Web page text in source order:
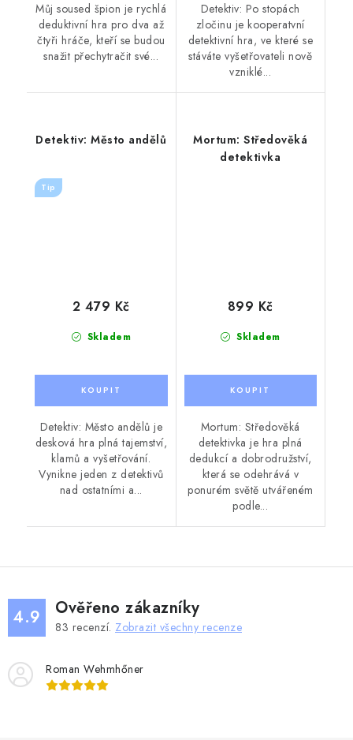
Můj soused špion je rychlá
deduktivní hra pro dva až
čtyři hráče, kteří se budou
snažit přechytračit své...
Detektiv: Po stopách
zločinu je kooperatvní
detektivní hra, ve které se
stáváte vyšetřovateli nově
vzniklé...
Detektiv: Město andělů
Tip
Skladem
2 479 Kč
Detektiv: Město andělů je
desková hra plná tajemství,
klamů a vyšetřování.
Vynikne jeden z detektivů
nad ostatními a...
Mortum: Středověká
detektivka
Skladem
899 Kč
Mortum: Středověká
detektivka je hra plná
dedukcí a dobrodružství,
která se odehrává v
ponurém světě utvářeném
podle...
4.9 Ověřeno zákazníky
83 recenzí. Zobrazit všechny recenze
Roman Wehmhőner